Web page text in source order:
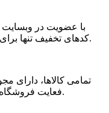
با عضویت در وبسایت
کدهای تخفیف تنها برای اعضا گرانقدر وبسایت ارسال خواهد شد.
تمامی كالاها، دارای
فعایت فروشگاه تابع قوانين جمهوری اسلامی ايران است.